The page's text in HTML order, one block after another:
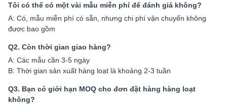
Tôi có thể có một vài mẫu miễn phí để đánh giá không?
A: Có, mẫu miễn phí có sẵn, nhưng chi phí vận chuyển không
được bao gồm
Q2. Còn thời gian giao hàng?
A: Các mẫu cần 3-5 ngày
B: Thời gian sản xuất hàng loạt là khoảng 2-3 tuần
Q3. Bạn có giới hạn MOQ cho đơn đặt hàng hàng loạt
không?